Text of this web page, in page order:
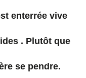
enterrée vive
. Plutôt que
se pendre.